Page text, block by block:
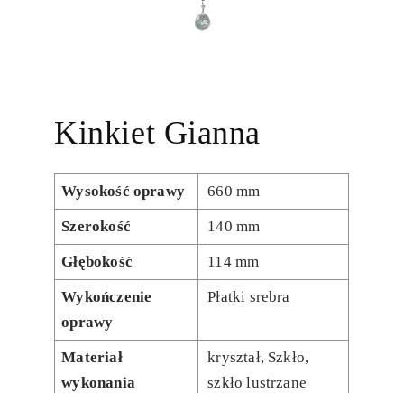
Kinkiet Gianna
Wysokość oprawy 660 mm
Szerokość 140 mm
Głębokość 114 mm
Wykończenie
oprawy
Płatki srebra
Materiał
wykonania
kryształ, Szkło,
szkło lustrzane